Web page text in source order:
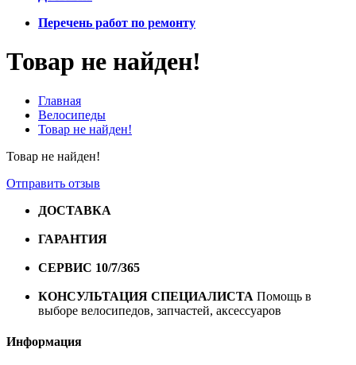
Перечень работ по ремонту
Товар не найден!
Главная
Велосипеды
Товар не найден!
Товар не найден!
Отправить отзыв
ДОСТАВКА
ГАРАНТИЯ
СЕРВИС 10/7/365
КОНСУЛЬТАЦИЯ СПЕЦИАЛИСТА Помощь в
выборе велосипедов, запчастей, аксессуаров
Информация